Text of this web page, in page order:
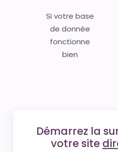
Si votre base
de donnée
fonctionne
bien
Démarrez la
votre site